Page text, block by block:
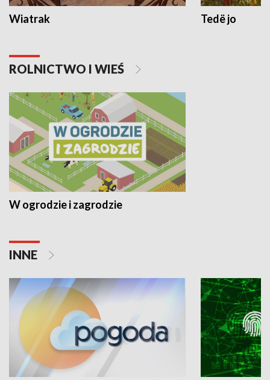
Wiatrak Tedë jo
ROLNICTWO I WIEŚ
W ogrodzie i zagrodzie
INNE